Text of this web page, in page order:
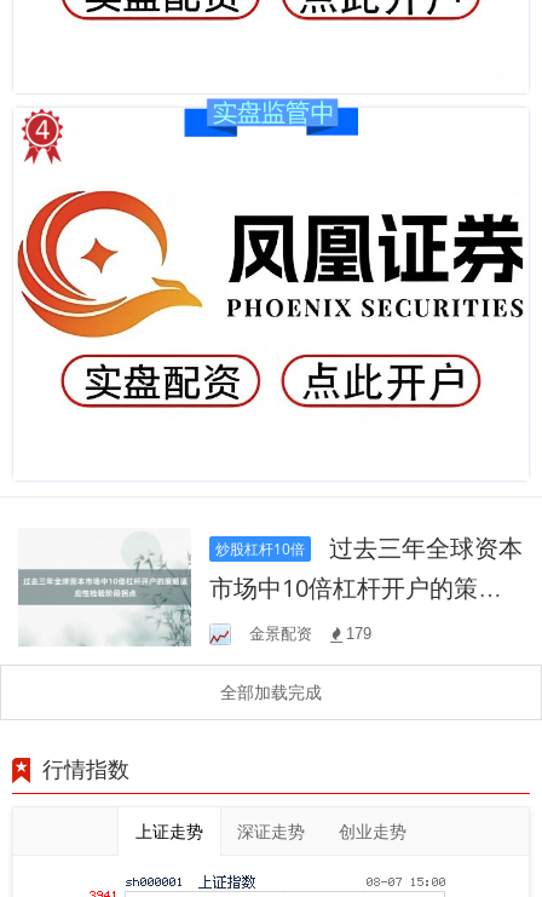
炒股杠杆10倍
过去三年全球资本
市场中10倍杠杆开户的策略
适应性检验阶段拐点
金景配资 179
全部加载完成
行情指数
上证走势 深证走势 创业走势